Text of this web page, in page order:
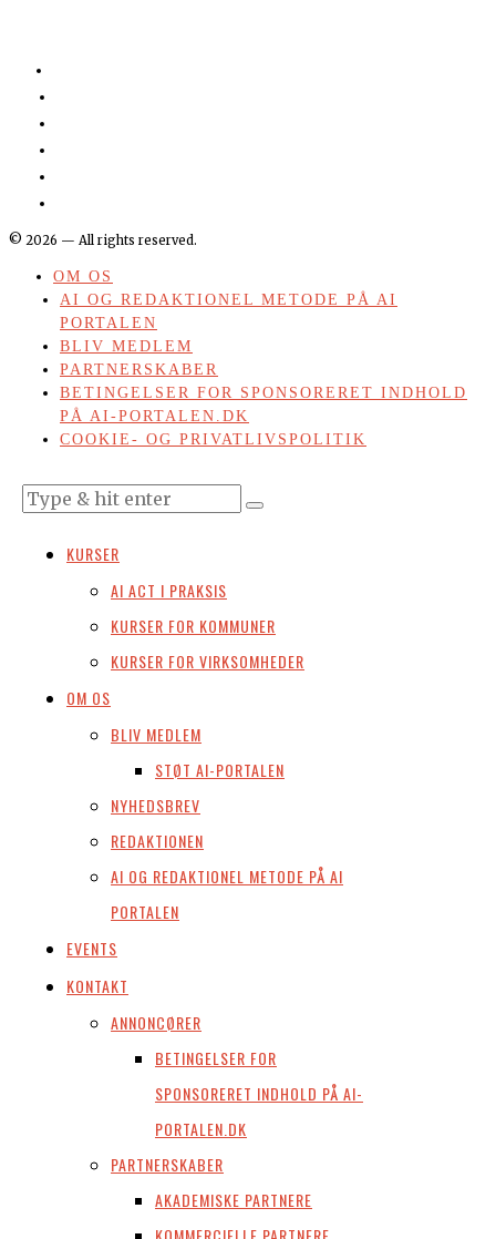
© 2026 — All rights reserved.
OM OS
AI OG REDAKTIONEL METODE PÅ AI
PORTALEN
BLIV MEDLEM
PARTNERSKABER
BETINGELSER FOR SPONSORERET INDHOLD
PÅ AI-PORTALEN.DK
COOKIE- OG PRIVATLIVSPOLITIK
KURSER
AI ACT I PRAKSIS
KURSER FOR KOMMUNER
KURSER FOR VIRKSOMHEDER
OM OS
BLIV MEDLEM
STØT AI-PORTALEN
NYHEDSBREV
REDAKTIONEN
AI OG REDAKTIONEL METODE PÅ AI
PORTALEN
EVENTS
KONTAKT
ANNONCØRER
BETINGELSER FOR
SPONSORERET INDHOLD PÅ AI-
PORTALEN.DK
PARTNERSKABER
AKADEMISKE PARTNERE